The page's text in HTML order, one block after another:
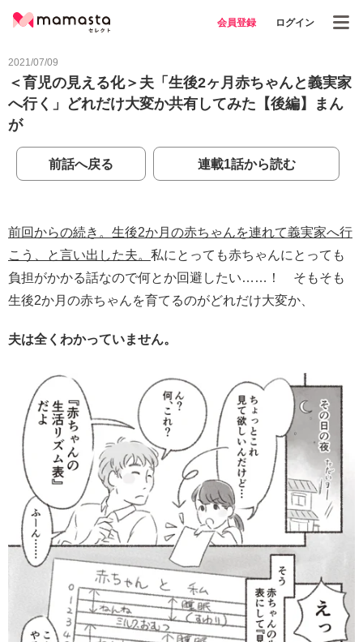
会員登録 ログイン
2021/07/09
＜育児の見える化＞夫「生後2ヶ月赤ちゃんと義実家
へ行く」どれだけ大変か共有してみた【後編】まん
が
前話へ戻る 連載1話から読む
前回からの続き。生後2か月の赤ちゃんを連れて義実家へ行
こう、と言い出した夫。 私にとっても赤ちゃんにとっても
負担がかかる話なので何とか回避したい……！ そもそも
生後2か月の赤ちゃんを育てるのがどれだけ大変か、
夫は全くわかっていません。